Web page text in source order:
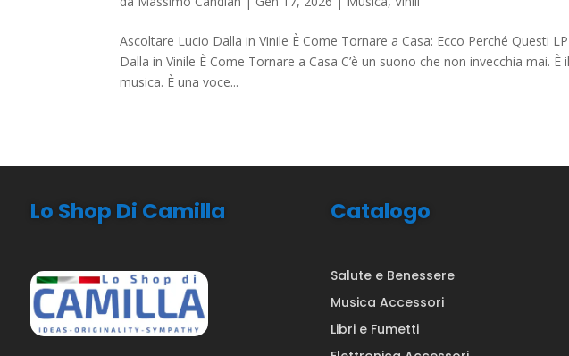
Ascoltare Lucio Dalla in Vinile È Come Tornare a Casa: Ecco Perché Questi
Dalla in Vinile È Come Tornare a Casa C’è un suono che non invecchia mai.
musica. È una voce...
Lo Shop Di Camilla Catalogo
Salute e Benessere
Musica Accessori
Libri e Fumetti